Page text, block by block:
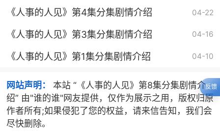
《人事的人见》第4集分集剧情介绍 04-22
《人事的人见》第3集分集剧情介绍 04-16
《人事的人见》第1集分集剧情介绍 04-10
网站声明：
本站 “《人事的人见》第8集分集剧情介
绍” 由"谁的谁"网友提供，仅作为展示之用，版权归原
作者所有;如果侵犯了您的权益，请来信告知，我们会
尽快删除。
反馈